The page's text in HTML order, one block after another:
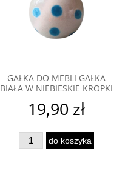
GAŁKA DO MEBLI GAŁKA
BIAŁA W NIEBIESKIE KROPKI
19,90 zł
do koszyka